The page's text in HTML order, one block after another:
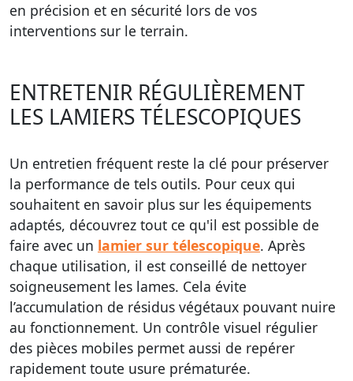
en précision et en sécurité lors de vos
interventions sur le terrain.
ENTRETENIR RÉGULIÈREMENT
LES LAMIERS TÉLESCOPIQUES
Un entretien fréquent reste la clé pour préserver
la performance de tels outils. Pour ceux qui
souhaitent en savoir plus sur les équipements
adaptés, découvrez tout ce qu'il est possible de
faire avec un lamier sur télescopique. Après
chaque utilisation, il est conseillé de nettoyer
soigneusement les lames. Cela évite
l’accumulation de résidus végétaux pouvant nuire
au fonctionnement. Un contrôle visuel régulier
des pièces mobiles permet aussi de repérer
rapidement toute usure prématurée.